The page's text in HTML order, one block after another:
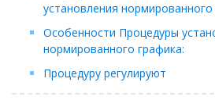
установления нормированного
Особенности Процедуры
нормированного графика:
Процедуру регулируют